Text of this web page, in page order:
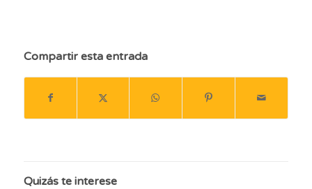
Compartir esta entrada
Quizás te interese